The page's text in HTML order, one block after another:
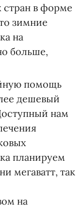
стран в форме
зимние
на
больше,
помощь
дешевый
нам
планируем
мегаватт, так
на